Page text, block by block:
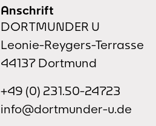
Anschrift
DORTMUNDER U
Leonie-Reygers-Terrasse
44137 Dortmund
+49 (0) 231.50-24723
info@dortmunder-u.de